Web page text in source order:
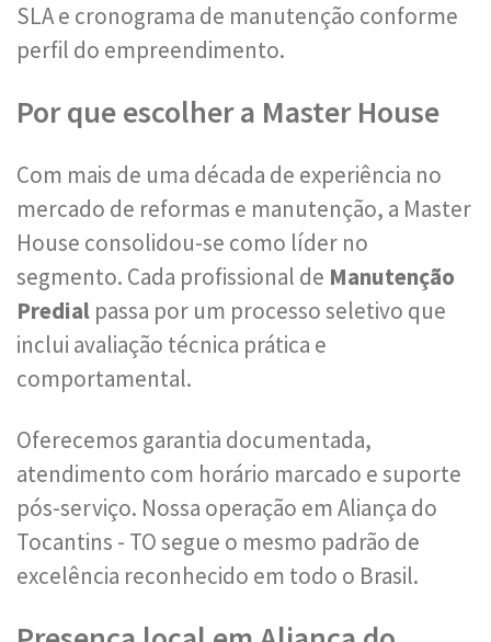
SLA e cronograma de manutenção conforme
perfil do empreendimento.
Por que escolher a Master House
Com mais de uma década de experiência no
mercado de reformas e manutenção, a Master
House consolidou-se como líder no
segmento. Cada profissional de Manutenção
Predial passa por um processo seletivo que
inclui avaliação técnica prática e
comportamental.
Oferecemos garantia documentada,
atendimento com horário marcado e suporte
pós-serviço. Nossa operação em Aliança do
Tocantins - TO segue o mesmo padrão de
excelência reconhecido em todo o Brasil.